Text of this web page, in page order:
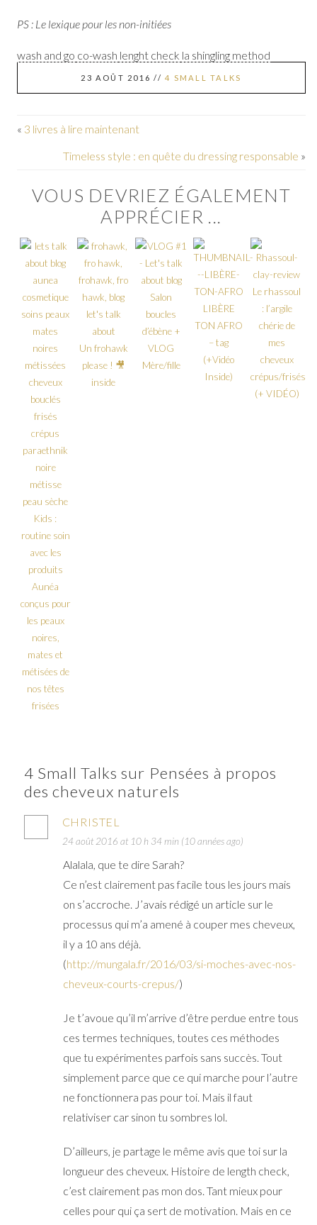
PS : Le lexique pour les non-initiées
wash and go co-wash lenght check la shingling method
23 AOÛT 2016 //4 SMALL TALKS
« 3 livres à lire maintenant
Timeless style : en quête du dressing responsable »
VOUS DEVRIEZ ÉGALEMENT
APPRÉCIER ...
Kids :
routine soin
avec les
produits
Aunéa
conçus pour
les peaux
noires,
mates et
métisées de
nos têtes
frisées
Un frohawk
please ! 🎥
inside
Salon
boucles
d’ébène +
VLOG
Mère/fille
LIBÈRE
TON AFRO
– tag
(+Vidéo
Inside)
Le rhassoul
: l’argile
chérie de
mes
cheveux
crépus/frisés
(+ VIDÉO)
4 Small Talks sur Pensées à propos
des cheveux naturels
CHRISTEL
24 août 2016 at 10 h 34 min (10 années ago)
Alalala, que te dire Sarah?
Ce n’est clairement pas facile tous les jours mais
on s’accroche. J’avais rédigé un article sur le
processus qui m’a amené à couper mes cheveux,
il y a 10 ans déjà.
(http://mungala.fr/2016/03/si-moches-avec-nos-
cheveux-courts-crepus/)
Je t’avoue qu’il m’arrive d’être perdue entre tous
ces termes techniques, toutes ces méthodes
que tu expérimentes parfois sans succès. Tout
simplement parce que ce qui marche pour l’autre
ne fonctionnera pas pour toi. Mais il faut
relativiser car sinon tu sombres lol.
D’ailleurs, je partage le même avis que toi sur la
longueur des cheveux. Histoire de length check,
c’est clairement pas mon dos. Tant mieux pour
celles pour qui ça sert de motivation. Mais en ce